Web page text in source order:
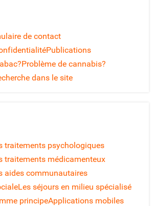
de contact
Publications
Problème de cannabis?
dans le site
traitements psychologiques
traitements médicamenteux
aides communautaires
Les séjours en milieu spécialisé
principeApplications mobiles